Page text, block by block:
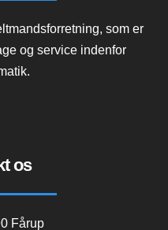
som er
og service indenfor
os
Fårup